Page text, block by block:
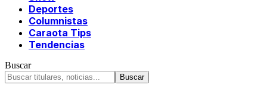
Deportes
Columnistas
Caraota Tips
Tendencias
Buscar